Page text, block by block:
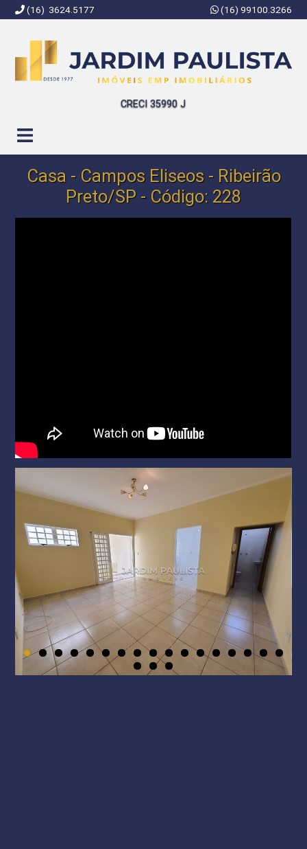
(16) 3624.5177 (16) 99100.3266
CRECI 35990 J
Casa - Campos Eliseos - Ribeirão
Preto/SP - Código: 228